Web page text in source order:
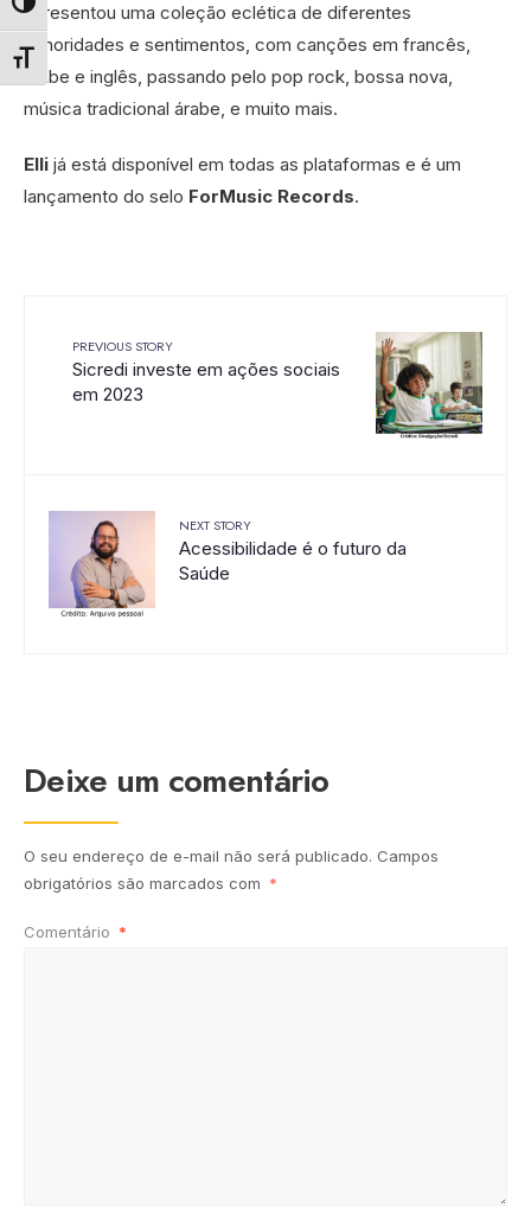
Alternar alto contraste
Alternar tamanho da fonte
apresentou uma coleção eclética de diferentes
sonoridades e sentimentos, com canções em francês,
árabe e inglês, passando pelo pop rock, bossa nova,
música tradicional árabe, e muito mais.
Elli já está disponível em todas as plataformas e é um
lançamento do selo ForMusic Records.
PREVIOUS STORY
Sicredi investe em ações sociais
em 2023
NEXT STORY
Acessibilidade é o futuro da
Saúde
Deixe um comentário
O seu endereço de e-mail não será publicado. Campos
obrigatórios são marcados com *
Comentário *